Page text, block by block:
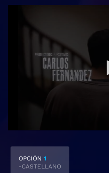
OPCIÓN 1
-CASTELLANO